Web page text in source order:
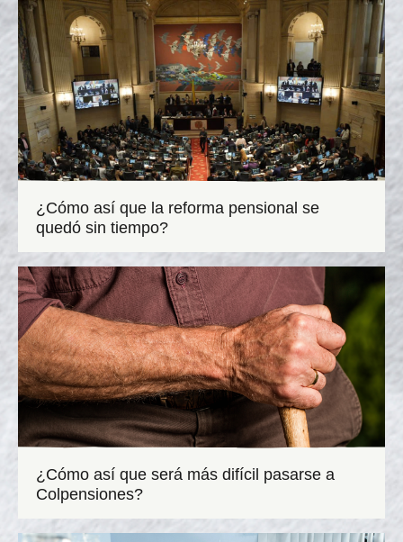
¿Cómo así que la reforma pensional se
quedó sin tiempo?
¿Cómo así que será más difícil pasarse a
Colpensiones?